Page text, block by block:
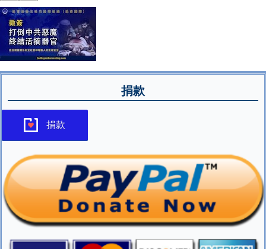
捐款
捐款